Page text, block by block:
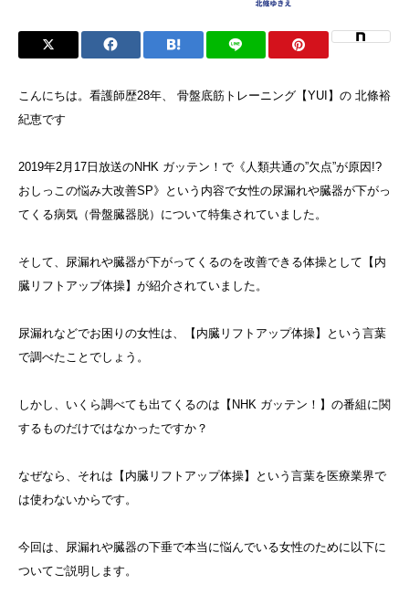
こんにちは。看護師歴28年、 骨盤底筋トレーニング【YUI】の 北條裕
紀恵です
2019年2月17日放送のNHK ガッテン！で《人類共通の”欠点”が原因!?
おしっこの悩み大改善SP》という内容で女性の尿漏れや臓器が下がっ
てくる病気（骨盤臓器脱）について特集されていました。
そして、尿漏れや臓器が下がってくるのを改善できる体操として【内
臓リフトアップ体操】が紹介されていました。
尿漏れなどでお困りの女性は、【内臓リフトアップ体操】という言葉
で調べたことでしょう。
しかし、いくら調べても出てくるのは【NHK ガッテン！】の番組に関
するものだけではなかったですか？
なぜなら、それは【内臓リフトアップ体操】という言葉を医療業界で
は使わないからです。
今回は、尿漏れや臓器の下垂で本当に悩んでいる女性のために以下に
ついてご説明します。